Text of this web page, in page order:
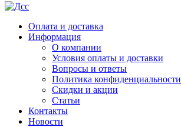
Оплата и доставка
Информация
О компании
Условия оплаты и доставки
Вопросы и ответы
Политика конфиденциальности
Скидки и акции
Статьи
Контакты
Новости